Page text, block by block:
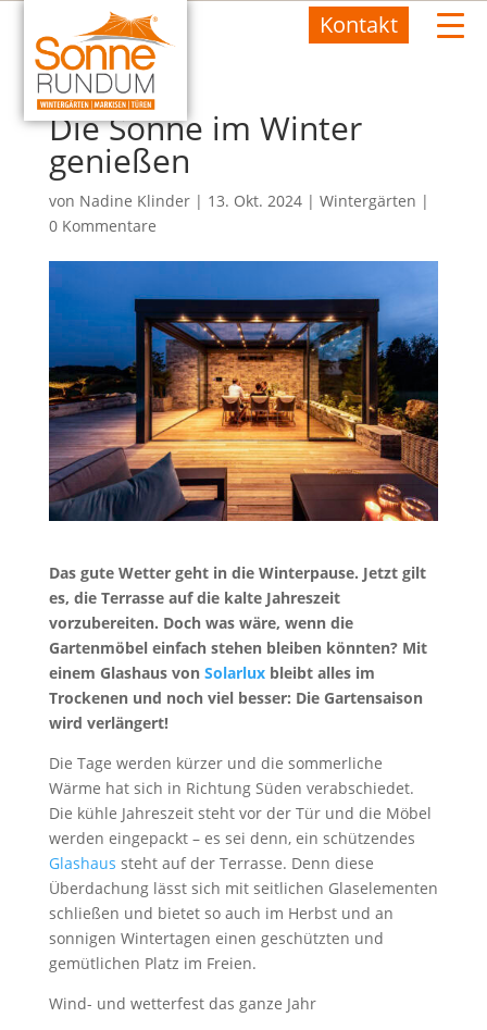
Kontakt
Die Sonne im Winter
genießen
von Nadine Klinder| 13. Okt. 2024| Wintergärten |
0 Kommentare
Das gute Wetter geht in die Winterpause. Jetzt gilt
es, die Terrasse auf die kalte Jahreszeit
vorzubereiten. Doch was wäre, wenn die
Gartenmöbel einfach stehen bleiben könnten? Mit
einem Glashaus von Solarluxbleibt alles im
Trockenen und noch viel besser: Die Gartensaison
wird verlängert!
Die Tage werden kürzer und die sommerliche
Wärme hat sich in Richtung Süden verabschiedet.
Die kühle Jahreszeit steht vor der Tür und die Möbel
werden eingepackt – es sei denn, ein schützendes
Glashaus steht auf der Terrasse. Denn diese
Überdachung lässt sich mit seitlichen Glaselementen
schließen und bietet so auch im Herbst und an
sonnigen Wintertagen einen geschützten und
gemütlichen Platz im Freien.
Wind- und wetterfest das ganze Jahr